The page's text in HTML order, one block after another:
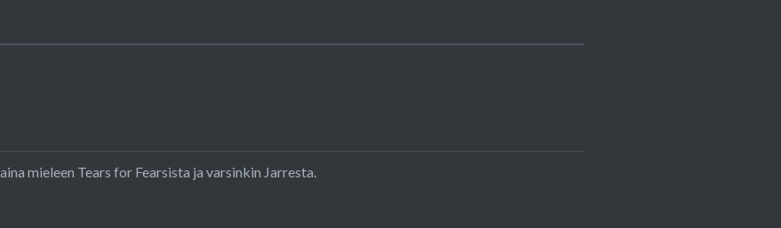
mieleen Tears for Fearsista ja varsinkin Jarresta.